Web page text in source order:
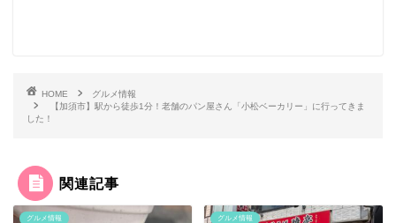
HOME
グルメ情報
【加須市】駅から徒歩1分！老舗のパン屋さん「小松ベーカリー」に行ってきま
した！
関連記事
グルメ情報 グルメ情報